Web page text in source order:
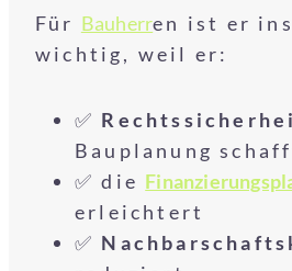
Für Bauherren ist er
wichtig, weil er:
✅
Bauplanung
✅ die
erleichtert
✅